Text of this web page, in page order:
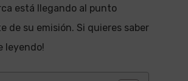
está llegando al punto
de su emisión. Si quieres saber
leyendo!